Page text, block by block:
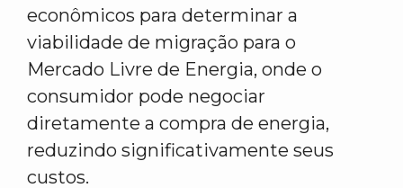
econômicos para determinar a
viabilidade de migração para o
Mercado Livre de Energia, onde o
consumidor pode negociar
diretamente a compra de energia,
reduzindo significativamente seus
custos.